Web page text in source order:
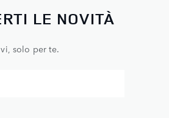
LE NOVITÀ
solo per te.